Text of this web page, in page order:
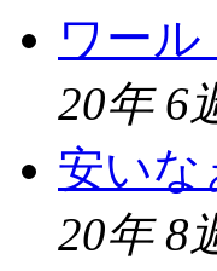
ワー
20年 6
安いな
20年 8